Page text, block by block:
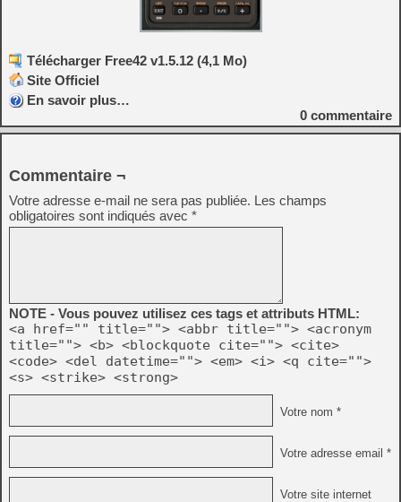
Télécharger Free42 v1.5.12 (4,1 Mo)
Site Officiel
En savoir plus…
0 commentaire
Commentaire ¬
Votre adresse e-mail ne sera pas publiée. Les champs
obligatoires sont indiqués avec *
NOTE - Vous pouvez utilisez ces tags et attributs HTML:
<a href="" title=""> <abbr title=""> <acronym
title=""> <b> <blockquote cite=""> <cite>
<code> <del datetime=""> <em> <i> <q cite="">
<s> <strike> <strong>
Votre nom *
Votre adresse email *
Votre site internet